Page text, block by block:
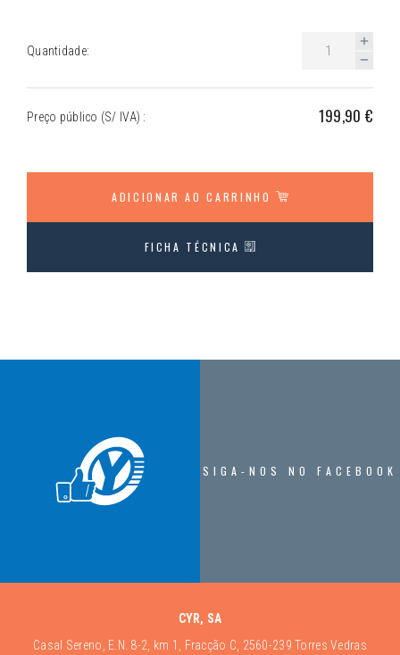
Quantidade:
Preço público (S/ IVA) : 199,90 €
ADICIONAR AO CARRINHO
FICHA TÉCNICA
SIGA-NOS NO FACEBOOK
CYR, SA
Casal Sereno, E.N. 8-2, km 1, Fracção C, 2560-239 Torres Vedras